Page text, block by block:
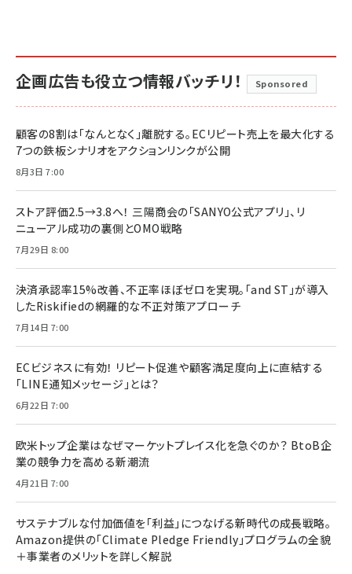
企画広告も役立つ情報バッチリ！ Sponsored
顧客の8割は「なんとなく」離脱する。ECリピート売上を最大化する
7つの鉄板シナリオをアクションリンクが公開
8月3日 7:00
ストア評価2.5→3.8へ！ 三陽商会の「SANYO公式アプリ」、リ
ニューアル成功の裏側とOMO戦略
7月29日 8:00
決済承認率15%改善、不正率ほぼゼロを実現。「and ST」が導入
したRiskifiedの網羅的な不正対策アプローチ
7月14日 7:00
ECビジネスに有効！ リピート促進や顧客満足度向上に直結する
「LINE通知メッセージ」とは？
6月22日 7:00
欧米トップ企業はなぜマーケットプレイス化を急ぐのか？ BtoB企
業の競争力を高める新潮流
4月21日 7:00
サステナブルな付加価値を「利益」につなげる新時代の成長戦略。
Amazon提供の「Climate Pledge Friendly」プログラムの全貌
＋事業者のメリットを詳しく解説